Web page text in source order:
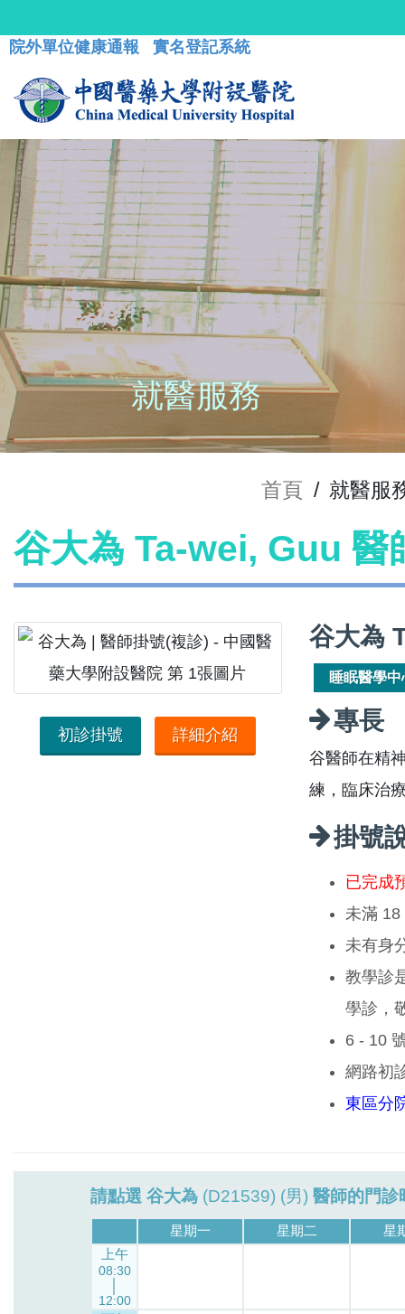
院外單位健康通報 實名登記系統
就醫服務
首頁 / 就醫服
谷大為 Ta-wei, Guu 醫
初診掛號 詳細介紹
谷大為
睡眠醫學中
專長
谷醫師在精
練，臨床治
掛號
已完成
未滿 18
未有身
教學診
學診，
6 - 10
網路初
東區分